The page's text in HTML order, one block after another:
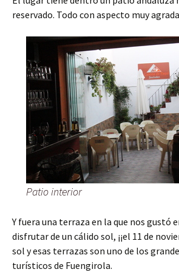
reservado. Todo con aspecto muy
Patio interior
Y fuera una terraza en la que nos gustó
disfrutar de un cálido sol, ¡¡el 11 de
sol y esas terrazas son uno de los
turísticos de Fuengirola.